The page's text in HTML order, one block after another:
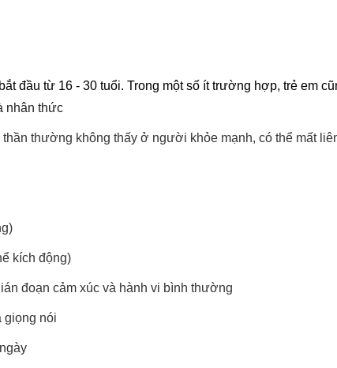
đầu từ 16 - 30 tuổi. Trong một số ít trường hợp, trẻ em
nhân thức
thường không thấy ở người khỏe mạnh, có thể mất
kích động)
đoạn cảm xúc và hành vi bình thường
giọng nói